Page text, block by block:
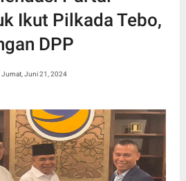
Ikut Pilkada Tebo,
DPP
Jumat, Juni 21, 2024